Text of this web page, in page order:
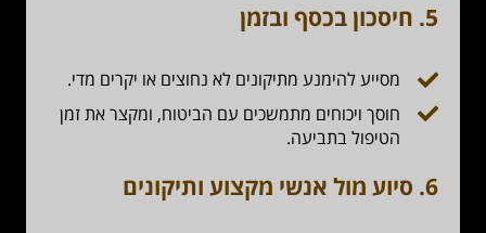
5. חיסכון בכסף ובזמן
מסייע להימנע מתיקונים לא נחוצים או יקרים מדי.
חוסך ויכוחים מתמשכים עם הביטוח, ומקצר את זמן
הטיפול בתביעה.
6. סיוע מול אנשי מקצוע ותיקונים